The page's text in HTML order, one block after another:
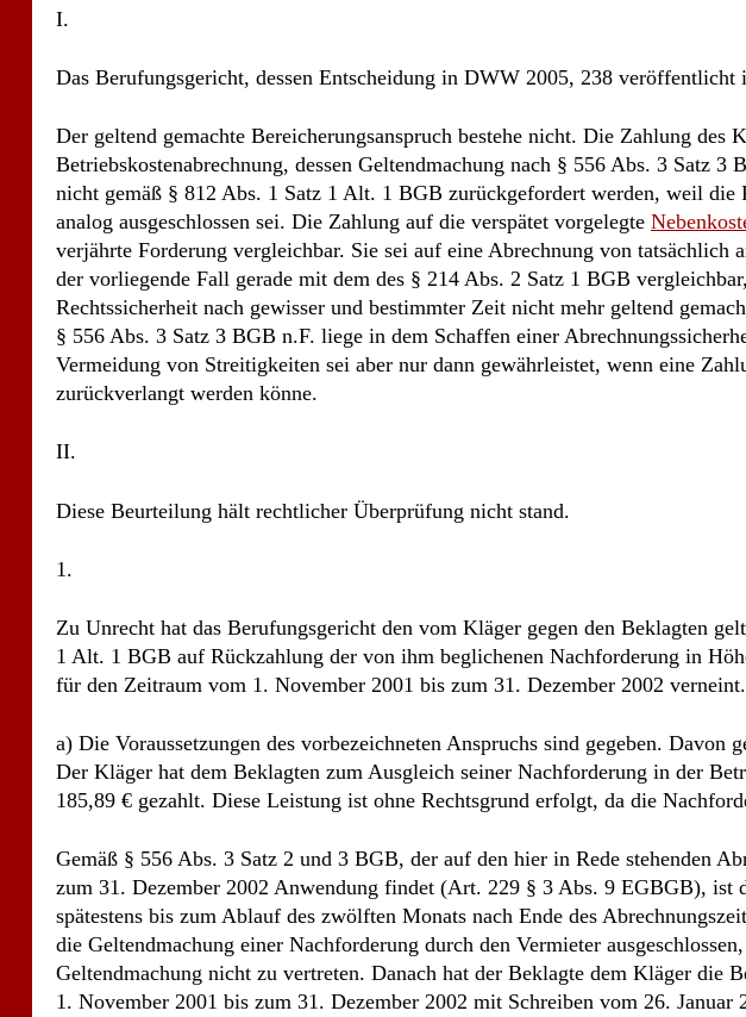
I.
Das Berufungsgericht, dessen Entscheidung in DWW 2005, 238 veröffentlicht
Der geltend gemachte Bereicherungsanspruch bestehe nicht. Die Zahlung des
Betriebskostenabrechnung, dessen Geltendmachung nach § 556 Abs. 3 Satz 3
nicht gemäß § 812 Abs. 1 Satz 1 Alt. 1 BGB zurückgefordert werden, weil
analog ausgeschlossen sei. Die Zahlung auf die verspätet vorgelegte
verjährte Forderung vergleichbar. Sie sei auf eine Abrechnung von tatsächlich
der vorliegende Fall gerade mit dem des § 214 Abs. 2 Satz 1 BGB
Rechtssicherheit nach gewisser und bestimmter Zeit nicht mehr geltend
§ 556 Abs. 3 Satz 3 BGB n.F. liege in dem Schaffen einer
Vermeidung von Streitigkeiten sei aber nur dann gewährleistet, wenn eine
zurückverlangt werden könne.
II.
Diese Beurteilung hält rechtlicher Überprüfung nicht stand.
1.
Zu Unrecht hat das Berufungsgericht den vom Kläger gegen den Beklagten
1 Alt. 1 BGB auf Rückzahlung der von ihm beglichenen Nachforderung in
für den Zeitraum vom 1. November 2001 bis zum 31. Dezember 2002 verneint.
a) Die Voraussetzungen des vorbezeichneten Anspruchs sind gegeben. Davon
Der Kläger hat dem Beklagten zum Ausgleich seiner Nachforderung in der
185,89 € gezahlt. Diese Leistung ist ohne Rechtsgrund erfolgt, da die
Gemäß § 556 Abs. 3 Satz 2 und 3 BGB, der auf den hier in Rede stehenden
zum 31. Dezember 2002 Anwendung findet (Art. 229 § 3 Abs. 9 EGBGB), ist
spätestens bis zum Ablauf des zwölften Monats nach Ende des
die Geltendmachung einer Nachforderung durch den Vermieter
Geltendmachung nicht zu vertreten. Danach hat der Beklagte dem Kläger die
1. November 2001 bis zum 31. Dezember 2002 mit Schreiben vom 26.